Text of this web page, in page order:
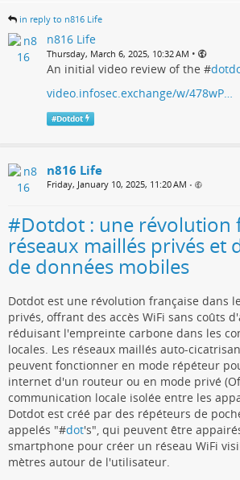
in reply to n816 Life
n816 Life
Thursday, March 6, 2025, 10:32 AM •
An initial video review of the #
video.infosec.exchange/w/478wP…
#Dotdot
n816 Life
Friday, January 10, 2025, 11:20 AM •
#Dotdot : une révolution
réseaux maillés privés et
de données mobiles
Dotdot est une révolution française dans
privés, offrant des accès WiFi sans coûts
réduisant l'empreinte carbone dans les
locales. Les réseaux maillés auto-
peuvent fonctionner en mode répéteur
internet d'un routeur ou en mode privé
communication locale isolée entre les
Dotdot est créé par des répéteurs de
appelés "#dot's", qui peuvent être
smartphone pour créer un réseau WiFi
mètres autour de l'utilisateur.